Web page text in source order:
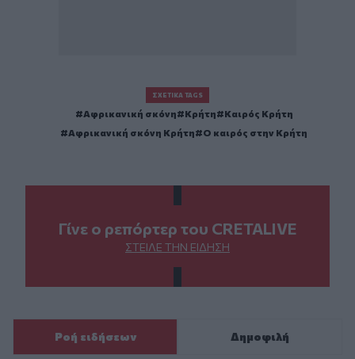
ΣΧΕΤΙΚΆ TAGS
Αφρικανική σκόνη Κρήτη
Καιρός Κρήτη
Αφρικανική σκόνη Κρήτη
Ο καιρός στην Κρήτη
Γίνε ο ρεπόρτερ του CRETALIVE
ΣΤΕΊΛΕ ΤΗΝ ΕΊΔΗΣΗ
Ροή ειδήσεων Δημοφιλή